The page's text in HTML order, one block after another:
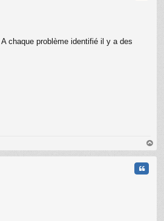
chaque problème identifié il y a des
au